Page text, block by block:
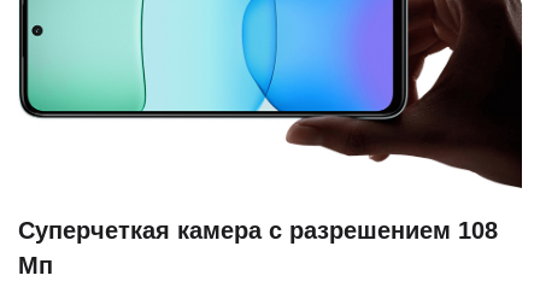
Суперчеткая камера с разрешением 108
Мп